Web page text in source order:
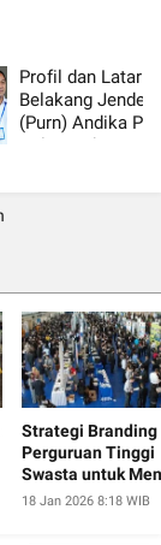
Profil dan Latar
Belakang
(Purn) Andika
Calon Gubernur
Strategi Branding
Perguruan Tinggi
Swasta untuk
Minat Calon
18 Jan 2026 8:18 WIB